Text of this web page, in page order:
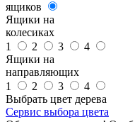
ящиков
Ящики на
колесиках
1
2 3
4
Ящики на
направляющих
1
2 3
4
Выбрать цвет дерева
Сервис выбора цвета